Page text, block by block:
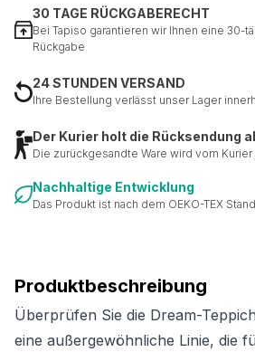
Produktbeschreibung
Überprüfen Sie die Dream-
eine außergewöhnliche Linie, die
30 TAGE RÜCKGABERECHT
Bei Tapiso garantieren wir Ihnen eine 30-
Rückgabe
24 STUNDEN VERSAND
Ihre Bestellung verlässt unser Lager
Der Kurier holt die Rücksendung
Die zurückgesandte Ware wird vom
Nachhaltige Entwicklung
Das Produkt ist nach dem OEKO-TEX